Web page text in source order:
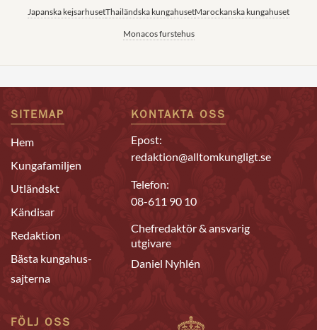
Japanska kejsarhusetThailändska kungahusetMarockanska kungahuset
Monacos furstehus
SITEMAP
Hem
Kungafamiljen
Utländskt
Kändisar
Redaktion
Bästa kungahus-
sajterna
KONTAKTA OSS
Epost:
redaktion@alltomkungligt.se
Telefon:
08-611 90 10
Chefredaktör & ansvarig
utgivare
Daniel Nyhlén
FÖLJ OSS